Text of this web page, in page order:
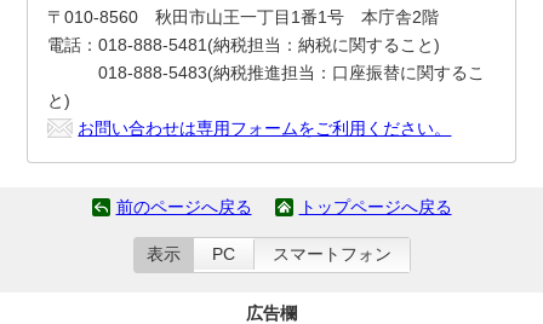
〒010-8560 秋田市山王一丁目1番1号 本庁舎2階
電話：018-888-5481(納税担当：納税に関すること)
018-888-5483(納税推進担当：口座振替に関するこ
と)
お問い合わせは専用フォームをご利用ください。
前のページへ戻る トップページへ戻る
表示 PC スマートフォン
広告欄